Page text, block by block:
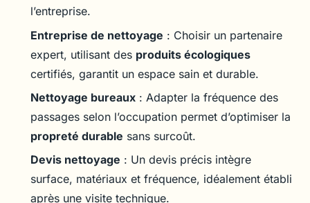
l’entreprise.
Entreprise de nettoyage : Choisir un partenaire
expert, utilisant des produits écologiques
certifiés, garantit un espace sain et durable.
Nettoyage bureaux : Adapter la fréquence des
passages selon l’occupation permet d’optimiser la
propreté durable sans surcoût.
Devis nettoyage : Un devis précis intègre
surface, matériaux et fréquence, idéalement établi
après une visite technique.